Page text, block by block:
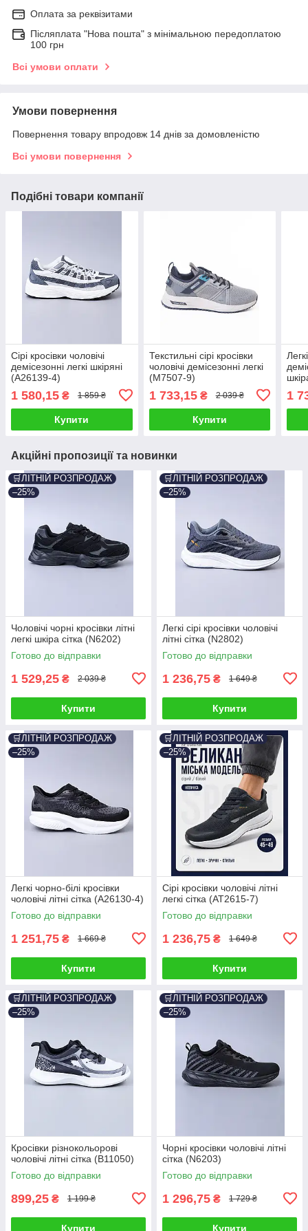
Оплата за реквізитами
Післяплата "Нова пошта" з мінімальною передоплатою
100 грн
Всі умови оплати
Умови повернення
Повернення товару впродовж 14 днів за домовленістю
Всі умови повернення
Подібні товари компанії
Сірі кросівки чоловічі
демісезонні легкі шкіряні
(A26139-4)
1 580,15 ₴ 1 859 ₴
Купити
Текстильні сірі кросівки
чоловічі демісезонні легкі
(M7507-9)
1 733,15₴ 2 039 ₴
Купити
1
Акційні пропозиції та новинки
🛒ЛІТНІЙ РОЗПРОДАЖ
–25%
Чоловічі чорні кросівки літні
легкі шкіра сітка (N6202)
Готово до відправки
1 529,25 ₴ 2 039 ₴
Купити
🛒ЛІТНІЙ РОЗПРОДАЖ
–25%
Легкі сірі кросівки чоловічі
літні сітка (N2802)
Готово до відправки
1 236,75 ₴ 1 649 ₴
Купити
🛒ЛІТНІЙ РОЗПРОДАЖ
–25%
Легкі чорно-білі кросівки
чоловічі літні сітка (A26130-4)
Готово до відправки
1 251,75 ₴ 1 669 ₴
Купити
🛒ЛІТНІЙ РОЗПРОДАЖ
–25%
Сірі кросівки чоловічі літні
легкі сітка (AT2615-7)
Готово до відправки
1 236,75 ₴ 1 649 ₴
Купити
🛒ЛІТНІЙ РОЗПРОДАЖ
–25%
Кросівки різнокольорові
чоловічі літні сітка (B11050)
Готово до відправки
899,25 ₴ 1 199 ₴
Купити
🛒ЛІТНІЙ РОЗПРОДАЖ
–25%
Чорні кросівки чоловічі літні
сітка (N6203)
Готово до відправки
1 296,75 ₴ 1 729 ₴
Купити